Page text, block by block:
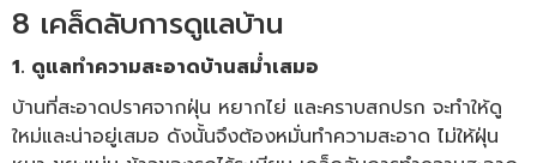
8 เคล็ดลับการดูแลบ้าน
1. ดูแลทำความสะอาดบ้านสม่ำเสมอ
บ้านที่สะอาดปราศจากฝุ่น หยากไย่ และคราบสกปรก จะทำให้ดู
ใหม่และน่าอยู่เสมอ ดังนั้นจึงต้องหมั่นทำความสะอาด ไม่ให้ฝุ่น